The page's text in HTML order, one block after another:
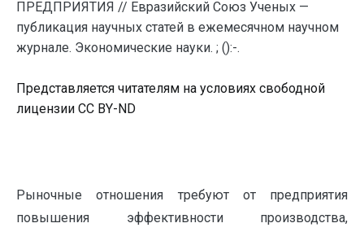
ПРЕДПРИЯТИЯ // Евразийский Союз Ученых —
публикация научных статей в ежемесячном научном
журнале. Экономические науки. ; ():-.
Представляется читателям на условиях свободной
лицензии CC BY-ND
Рыночные отношения требуют от предприятия
повышения эффективности производства,